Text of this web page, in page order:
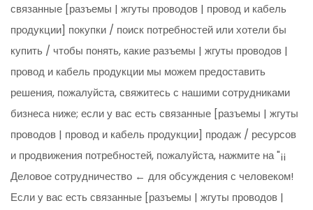
связанные [разъемы | жгуты проводов | провод и кабель
продукции] покупки / поиск потребностей или хотели бы
купить / чтобы понять, какие разъемы | жгуты проводов |
провод и кабель продукции мы можем предоставить
решения, пожалуйста, свяжитесь с нашими сотрудниками
бизнеса ниже; если у вас есть связанные [разъемы | жгуты
проводов | провод и кабель продукции] продаж / ресурсов
и продвижения потребностей, пожалуйста, нажмите на "¡¡
Деловое сотрудничество ← для обсуждения с человеком!
Если у вас есть связанные [разъемы | жгуты проводов |